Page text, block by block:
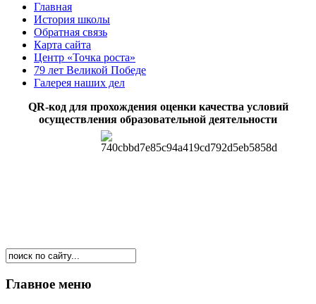
Главная
История школы
Обратная связь
Карта сайта
Центр «Точка роста»
79 лет Великой Победе
Галерея наших дел
QR-код для прохождения оценки качества условий
осуществления образовательной деятельности
Главное меню